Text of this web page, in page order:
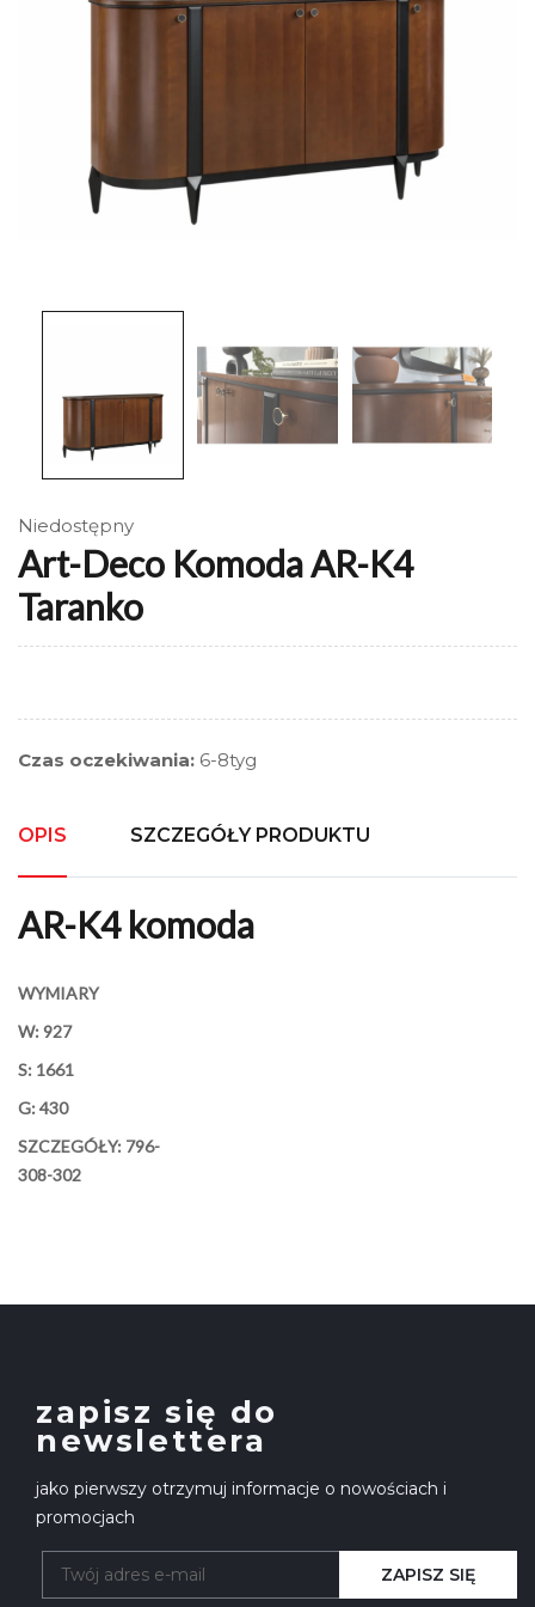
Niedostępny
Art-Deco Komoda AR-K4
Taranko
Czas oczekiwania: 6-8tyg
OPIS SZCZEGÓŁY PRODUKTU
AR-K4 komoda
WYMIARY
W: 927
S: 1661
G: 430
SZCZEGÓŁY: 796-
308-302
zapisz się do
newslettera
jako pierwszy otrzymuj informacje o nowościach i
promocjach
ZAPISZ SIĘ